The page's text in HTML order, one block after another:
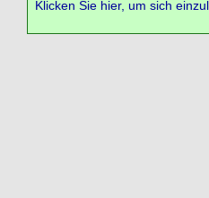
Klicken Sie hier, um sich